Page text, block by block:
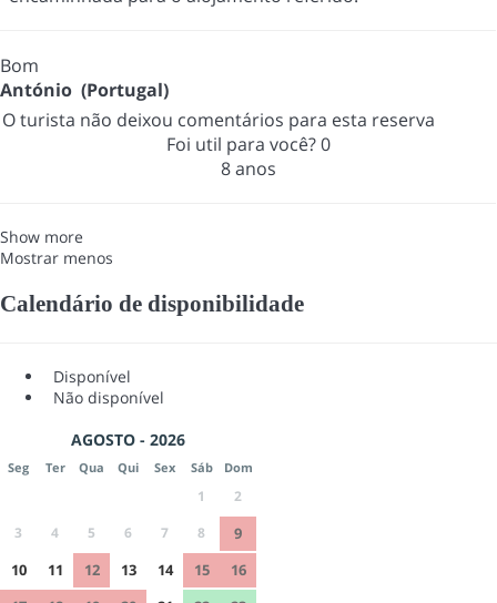
Bom
António (Portugal)
O turista não deixou comentários para esta reserva
Foi util para você?0
8 anos
Show more
Mostrar menos
Calendário de disponibilidade
Disponível
Não disponível
AGOSTO - 2026
Seg Ter Qua Qui Sex Sáb Dom
1
2
3
4 5 6 7 8
9
10
11 12 13 14 15
16